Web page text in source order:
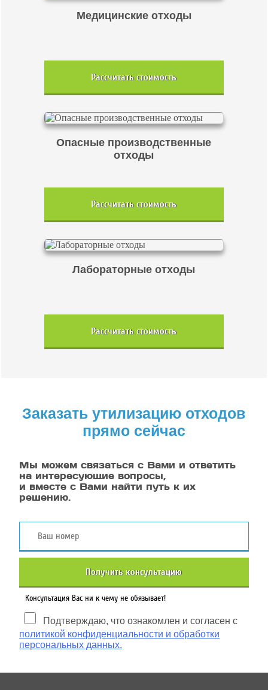
Медицинские отходы
Рассчитать стоимость
Опасные производственные
отходы
Рассчитать стоимость
Лабораторные отходы
Рассчитать стоимость
Заказать утилизацию отходов
прямо сейчас
Мы можем связаться с Вами и ответить
на интересующие вопросы,
и вместе с Вами найти путь к их
решению.
Получить консультацию
Консультация Вас ни к чему не обязывает!
Подтверждаю, что ознакомлен и согласен с
политикой конфиденциальности и обработки
персональных данных.